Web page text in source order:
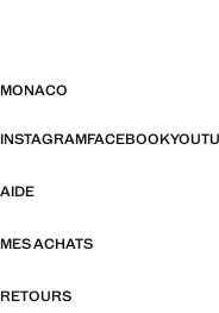
MONACO
INSTAGRAMFACEBOOK
AIDE
MES ACHATS
RETOURS